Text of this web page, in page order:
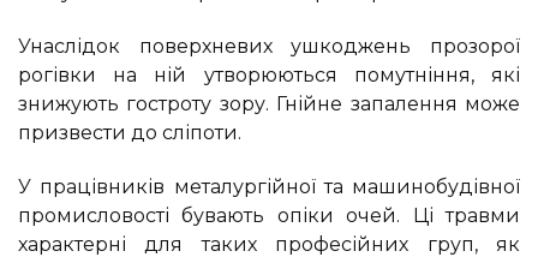
Унаслідок поверхневих ушкоджень прозорої
рогівки на ній утворюються помутніння, які
знижують гостроту зору. Гнійне запалення може
призвести до сліпоти.
У працівників металургійної та машинобудівної
промисловості бувають опіки очей. Ці травми
характерні для таких професійних груп, як